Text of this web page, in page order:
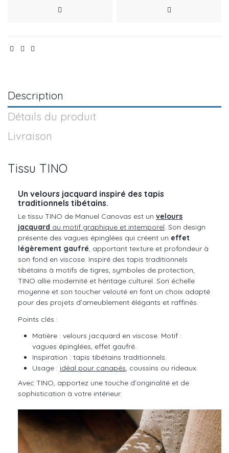
Description
Détails du produit
Livraison
Tissu TINO
Un velours jacquard inspiré des tapis
traditionnels tibétains.
Le tissu TINO de Manuel Canovas est un velours
jacquard au motif graphique et intemporel. Son design
présente des vagues épinglées qui créent un effet
légèrement gaufré, apportant texture et profondeur à
son fond en viscose. Inspiré des tapis traditionnels
tibétains à motifs de tigres, symboles de protection,
TINO allie modernité et héritage culturel. Son échelle
moyenne et son toucher velouté en font un choix adapté
pour des projets d’ameublement élégants et raffinés.
Points clés :
Matière : velours jacquard en viscose. Motif :
vagues épinglées, effet gaufré.
Inspiration : tapis tibétains traditionnels.
Usage : idéal pour canapés, coussins ou rideaux.
Avec TINO, apportez une touche d’originalité et de
sophistication à votre intérieur.